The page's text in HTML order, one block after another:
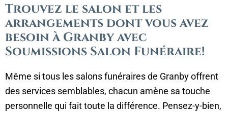
Trouvez le salon et les
arrangements dont vous avez
besoin à Granby avec
Soumissions Salon Funéraire!
Même si tous les salons funéraires de Granby offrent
des services semblables, chacun amène sa touche
personnelle qui fait toute la différence. Pensez-y-bien,